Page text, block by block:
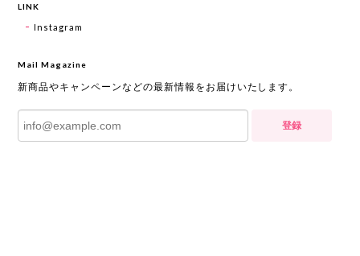
LINK
Instagram
Mail Magazine
新商品やキャンペーンなどの最新情報をお届けいたします。
登録